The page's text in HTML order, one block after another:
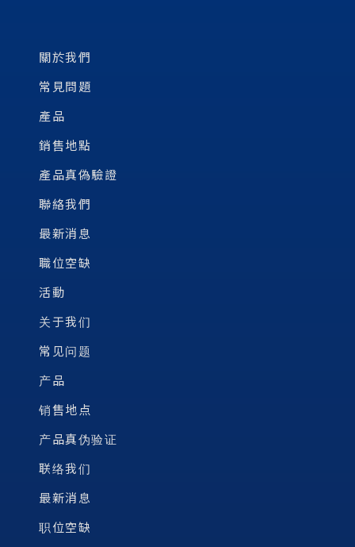
關於我們
常見問題
產品
銷售地點
產品真偽驗證
聯絡我們
最新消息
職位空缺
活動
关于我们
常见问题
产品
销售地点
产品真伪验证
联络我们
最新消息
职位空缺